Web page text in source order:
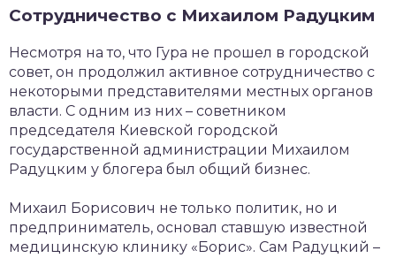
Сотрудничество с Михаилом Радуцким
Несмотря на то, что Гура не прошел в городской
совет, он продолжил активное сотрудничество с
некоторыми представителями местных органов
власти. С одним из них – советником
председателя Киевской городской
государственной администрации Михаилом
Радуцким у блогера был общий бизнес.
Михаил Борисович не только политик, но и
предприниматель, основал ставшую известной
медицинскую клинику «Борис». Сам Радуцкий –